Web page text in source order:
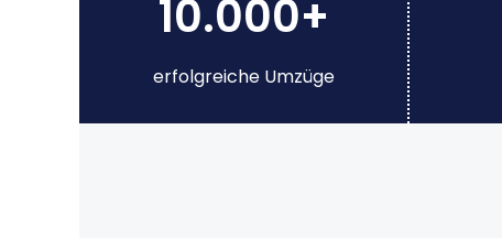
10.000+
erfolgreiche Umzüge